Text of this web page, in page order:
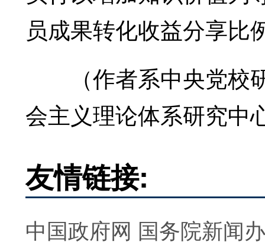
员成果转化收益分享比
（作者系中央党校
会主义理论体系研究中
友情链接:
中国政府网 国务院新闻